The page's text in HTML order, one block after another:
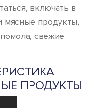
включать в
мясные продукты,
свежие
ПРОДУКТЫ